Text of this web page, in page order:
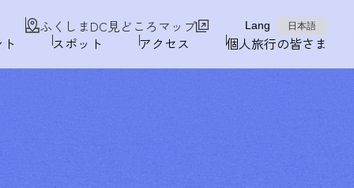
ふくしまDC見どころマップ Lang 日本語
スポット アクセス 個人旅行の皆さま